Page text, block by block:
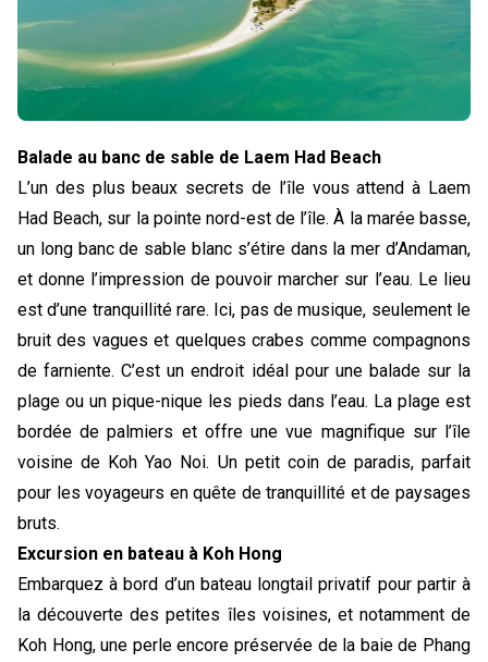
Balade au banc de sable de Laem Had Beach
L’un des plus beaux secrets de l’île vous attend à Laem
Had Beach, sur la pointe nord-est de l’île. À la marée basse,
un long banc de sable blanc s’étire dans la mer d’Andaman,
et donne l’impression de pouvoir marcher sur l’eau. Le lieu
est d’une tranquillité rare. Ici, pas de musique, seulement le
bruit des vagues et quelques crabes comme compagnons
de farniente. C’est un endroit idéal pour une balade sur la
plage ou un pique-nique les pieds dans l’eau. La plage est
bordée de palmiers et offre une vue magnifique sur l’île
voisine de Koh Yao Noi. Un petit coin de paradis, parfait
pour les voyageurs en quête de tranquillité et de paysages
bruts.
Excursion en bateau à Koh Hong
Embarquez à bord d’un bateau longtail privatif pour partir à
la découverte des petites îles voisines, et notamment de
Koh Hong, une perle encore préservée de la baie de Phang